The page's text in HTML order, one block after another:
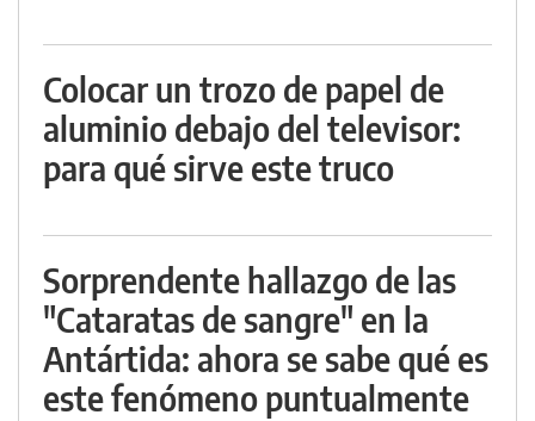
Colocar un trozo de papel de
aluminio debajo del televisor:
para qué sirve este truco
Sorprendente hallazgo de las
"Cataratas de sangre" en la
Antártida: ahora se sabe qué es
este fenómeno puntualmente